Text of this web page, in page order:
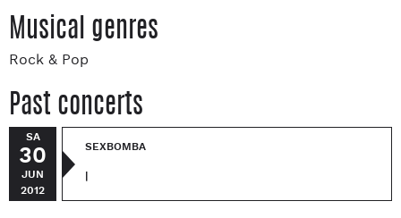
Musical genres
Rock & Pop
Past concerts
SA
30
JUN
2012
SEXBOMBA